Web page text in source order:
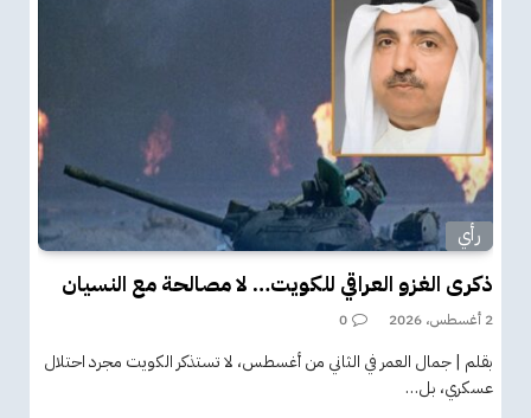
رأي
ذكرى الغزو العراقي للكويت… لا مصالحة مع النسيان
2 أغسطس، 2026 0
بقلم | جمال العمر في الثاني من أغسطس، لا تستذكر الكويت مجرد احتلال
عسكري، بل…